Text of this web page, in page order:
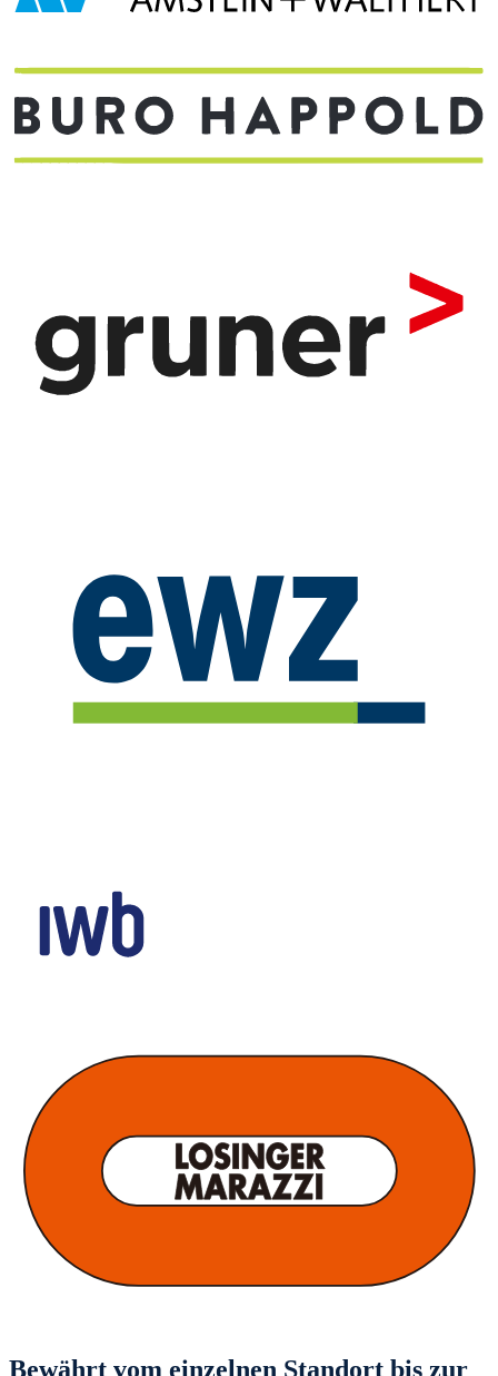
Bewährt vom einzelnen Standort bis zur